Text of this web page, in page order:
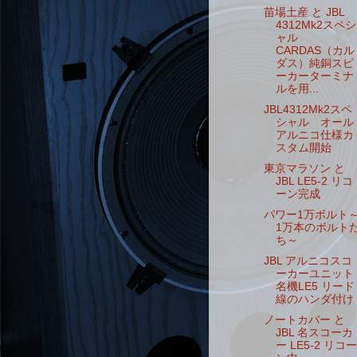
苗場土産 と JBL
4312Mk2スペシ
ャル
CARDAS（カル
ダス）純銅スピ
ーカーターミナ
ルを用...
JBL4312Mk2スペ
シャル オール
アルニコ仕様カ
スタム開始
東京マラソン と
JBL LE5-2 リコ
ーン完成
パワー1万ボルト
1万本のボルト
ち～
JBL アルニコスコ
ーカーユニット
名機LE5 リード
線のハンダ付け
ノートカバー と
JBL 名スコーカ
ー LE5-2 リコー